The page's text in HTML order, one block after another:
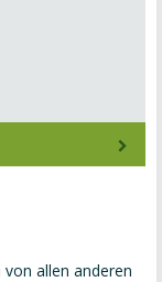
allen anderen